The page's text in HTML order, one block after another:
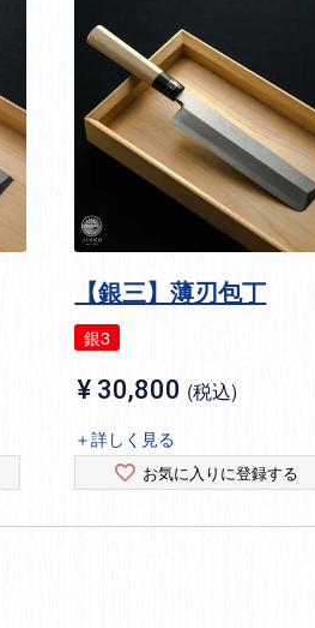
【銀三】薄刃包丁
銀3
¥ 30,800 税込
＋詳しく見る
お気に入りに登録する